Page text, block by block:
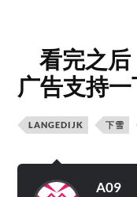
看完之后
广告支持一
LANGEDIJK 下雪
A09